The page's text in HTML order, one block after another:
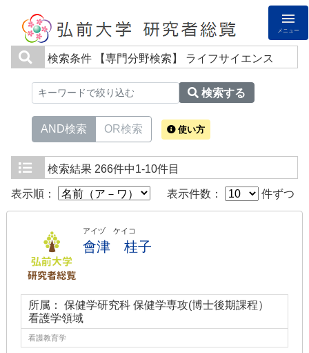
メニュー
検索条件 【専門分野検索】 ライフサイエンス
検索する
AND検索 OR検索 使い方
検索結果 266件中1-10件目
表示順： 表示件数： 件ずつ
アイヅ ケイコ
會津 桂子
所属： 保健学研究科 保健学専攻(博士後期課程）
看護学領域
看護教育学